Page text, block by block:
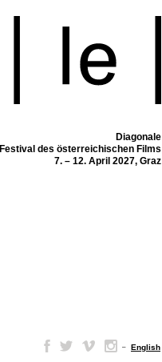
Diagonale
Festival des österreichischen Films
7. – 12. April 2027, Graz
– English